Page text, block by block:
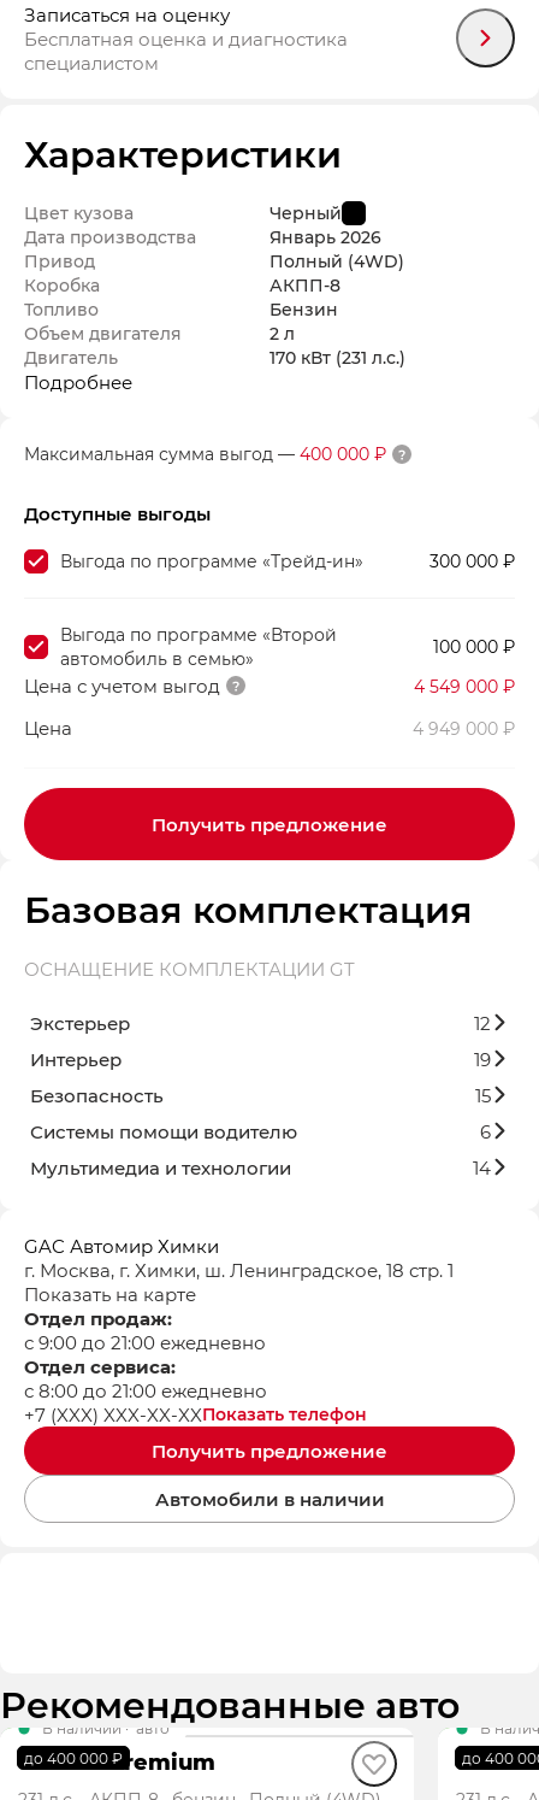
Записаться на оценку
Бесплатная оценка и диагностика
специалистом
Характеристики
Цвет кузова
Черный
Дата производства
Январь 2026
Привод
Полный (4WD)
Коробка
АКПП-8
Топливо
Бензин
Объем двигателя
2 л
Двигатель
170 кВт (231 л.с.)
Подробнее
Максимальная сумма выгод — 400 000 ₽
Доступные выгоды
300 000 ₽
Выгода по программе «Трейд-ин»
100 000 ₽
Выгода по программе «Второй
автомобиль в семью»
Цена с учетом выгод 4 549 000 ₽
Цена 4 949 000 ₽
Получить предложение
Базовая комплектация
ОСНАЩЕНИЕ КОМПЛЕКТАЦИИ GT
Экстерьер
12
Интерьер
19
Безопасность
15
Системы помощи водителю
6
Мультимедиа и технологии
14
GAC Автомир Химки
г. Москва, г. Химки, ш. Ленинградское, 18 стр. 1
Показать на карте
Отдел продаж:
с 9:00 до 21:00 ежедневно
Отдел сервиса:
с 8:00 до 21:00 ежедневно
Показать телефон
+7 (XXX) XXX-XX-XX
Получить предложение
Автомобили в наличии
Рекомендованные авто
до 400 000 ₽
В наличии · авто
GS8 GX Premium до 400
В
GS8